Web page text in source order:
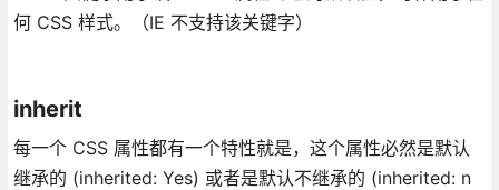
何 CSS 样式。（IE 不支持该关键字）
inherit
每一个 CSS 属性都有一个特性就是，这个属性必然是默认
继承的 (inherited: Yes) 或者是默认不继承的 (inherited: n